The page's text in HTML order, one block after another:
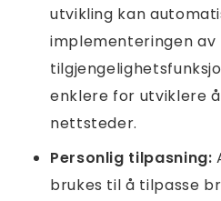
utvikling kan
implementeringen av
enklere for utviklere
nettsteder.
Personlig tilpasning:
brukes til å tilpasse